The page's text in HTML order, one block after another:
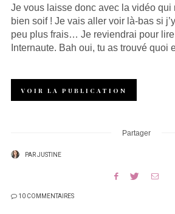
Je vous laisse donc avec la vidéo qui
bien soif ! Je vais aller voir là-bas si
peu plus frais… Je reviendrai pour
Internaute. Bah oui, tu as trouvé quoi
VOIR LA PUBLICATION
Partager
PARJUSTINE
10 COMMENTAIRES